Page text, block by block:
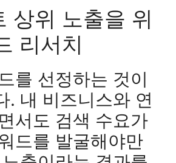
상위 노출을 위
리서치
를 선정하는 것이
. 내 비즈니스와 연
서도 검색 수요가
드를 발굴해야만